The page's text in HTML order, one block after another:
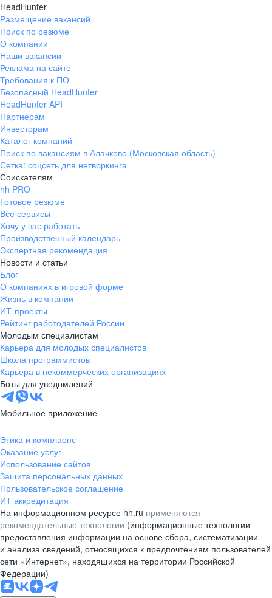
HeadHunter
Размещение вакансий
Поиск по резюме
О компании
Наши вакансии
Реклама на сайте
Требования к ПО
Безопасный HeadHunter
HeadHunter API
Партнерам
Инвесторам
Каталог компаний
Поиск по вакансиям в Алачково (Московская область)
Сетка: соцсеть для нетворкинга
Соискателям
hh PRO
Готовое резюме
Все сервисы
Хочу у вас работать
Производственный календарь
Экспертная рекомендация
Новости и статьи
Блог
О компаниях в игровой форме
Жизнь в компании
ИТ-проекты
Рейтинг работодателей России
Молодым специалистам
Карьера для молодых специалистов
Школа программистов
Карьера в некоммерческих организациях
Боты для уведомлений
Мобильное приложение
Этика и комплаенс
Оказание услуг
Использование сайтов
Защита персональных данных
Пользовательское соглашение
ИТ аккредитация
На информационном ресурсе hh.ru применяются
рекомендательные технологии (информационные технологии
предоставления информации на основе сбора, систематизации
и анализа сведений, относящихся к предпочтениям пользователей
сети «Интернет», находящихся на территории Российской
Федерации)